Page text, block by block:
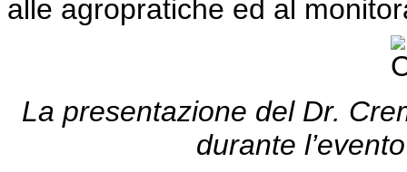
alle agropratiche ed al
La presentazione del Dr.
durante